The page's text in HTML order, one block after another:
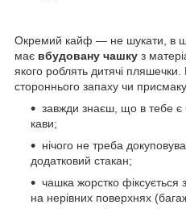
Окремий кайф — не шукати, в
має вбудовану чашку з
якого роблять дитячі пляшечки.
стороннього запаху чи присмаку.
завжди знаєш, що в тебе є
кави;
нічого не треба
додатковий стакан;
чашка жорстко
на нерівних поверхнях